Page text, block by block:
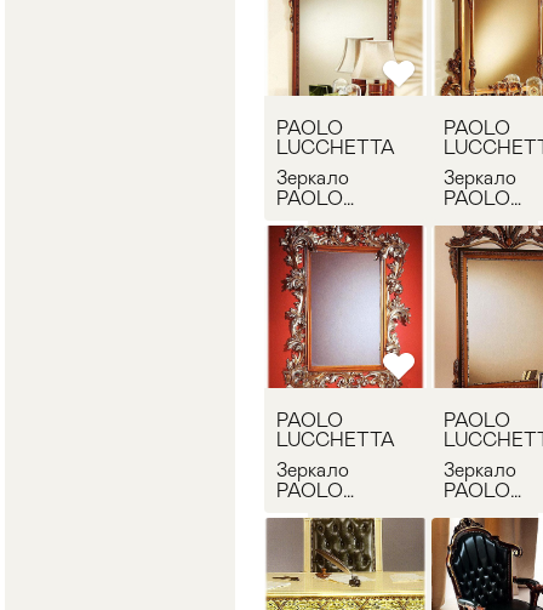
PAOLO
LUCCHETTA
Зеркало
PAOLO
EVERLASTING
specchio - 6
PAOLO
Зеркало
PAOLO
specchio -
PAOLO
LUCCHETTA
Зеркало
PAOLO
EVERLASTING
specchio - 3
PAOLO
Зеркало
PAOLO
specchio -